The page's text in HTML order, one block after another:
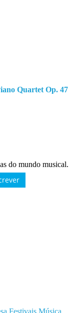
Quartet Op. 47
do mundo musical.